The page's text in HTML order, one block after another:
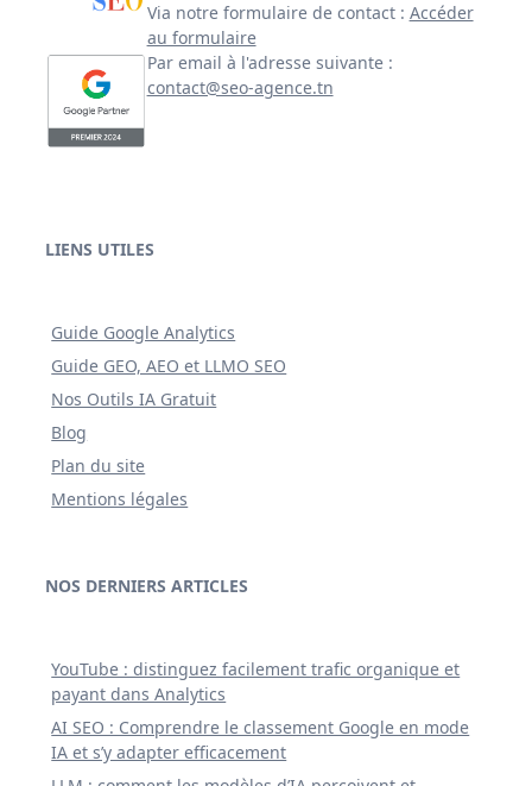
Via notre formulaire de contact : Accéder
au formulaire
Par email à l'adresse suivante :
contact@seo-agence.tn
LIENS UTILES
Guide Google Analytics
Guide GEO, AEO et LLMO SEO
Nos Outils IA Gratuit
Blog
Plan du site
Mentions légales
NOS DERNIERS ARTICLES
YouTube : distinguez facilement trafic organique et
payant dans Analytics
AI SEO : Comprendre le classement Google en mode
IA et s’y adapter efficacement